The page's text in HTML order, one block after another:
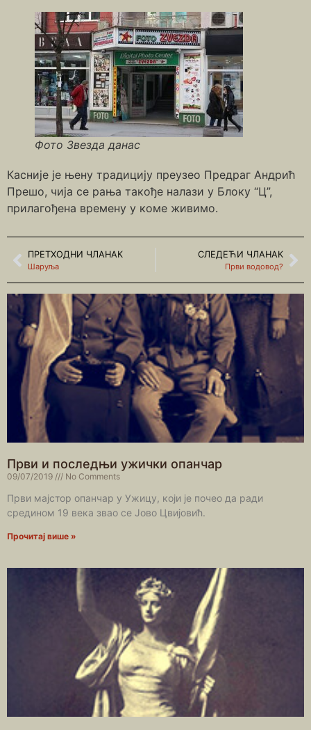
Фото Звезда данас
Касније је њену традицију преузео Предраг Андрић
Прешо, чија се рања такође налази у Блоку “Ц”,
прилагођена времену у коме живимо.
ПРЕТХОДНИ ЧЛАНАК
Шаруља
СЛЕДЕЋИ ЧЛАНАК
Први водовод?
Први и последњи ужички опанчар
09/07/2019 No Comments
Први мајстор опанчар у Ужицу, који је почео да ради
средином 19 века звао се Јово Цвијовић.
Прочитај више »